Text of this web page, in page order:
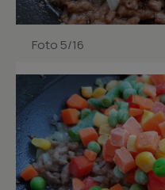
Foto 5/16